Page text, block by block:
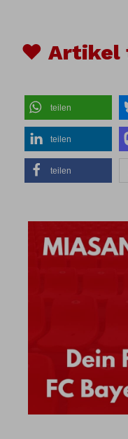
♥ Artikel
teilen
teilen
teilen